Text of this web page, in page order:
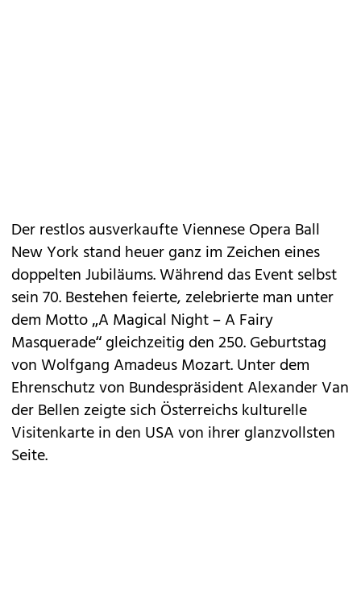
Der restlos ausverkaufte Viennese Opera Ball
New York stand heuer ganz im Zeichen eines
doppelten Jubiläums. Während das Event selbst
sein 70. Bestehen feierte, zelebrierte man unter
dem Motto „A Magical Night – A Fairy
Masquerade“ gleichzeitig den 250. Geburtstag
von Wolfgang Amadeus Mozart. Unter dem
Ehrenschutz von Bundespräsident Alexander Van
der Bellen zeigte sich Österreichs kulturelle
Visitenkarte in den USA von ihrer glanzvollsten
Seite.